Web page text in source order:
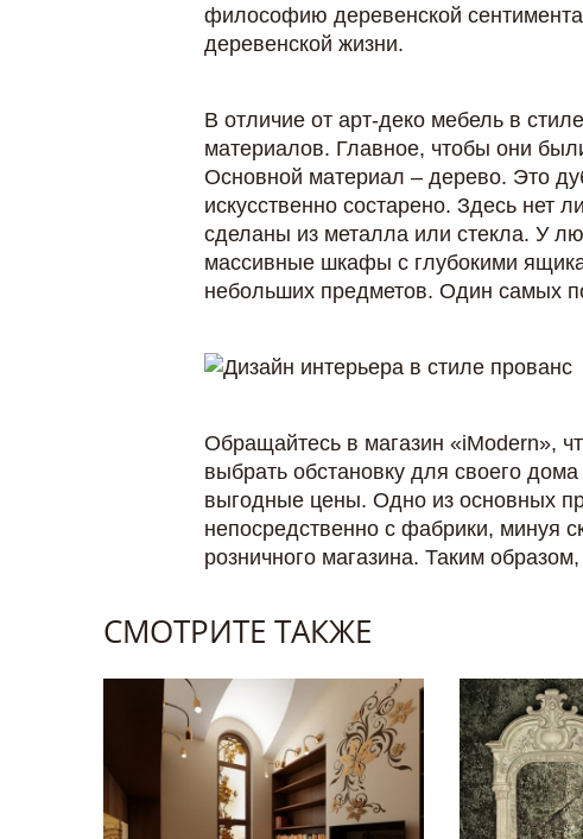
философию деревенской
деревенской жизни.
В отличие от арт-деко мебель в
материалов. Главное, чтобы они
Основной материал – дерево. Это
искусственно состарено. Здесь нет
сделаны из металла или стекла. У
массивные шкафы с глубокими
небольших предметов. Один самых
Обращайтесь в магазин «iModern»,
выбрать обстановку для своего
выгодные цены. Одно из основных
непосредственно с фабрики, минуя
розничного магазина. Таким
СМОТРИТЕ ТАКЖЕ